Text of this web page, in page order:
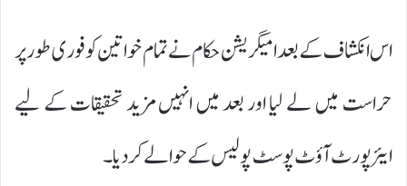
اس انکشاف کے بعد امیگریشن حکام نے تمام خواتین کو فوری طور پر
حراست میں لے لیا اور بعد میں انہیں مزید تحقیقات کے لیے
ایئرپورٹ آؤٹ پوسٹ پولیس کے حوالے کر دیا۔